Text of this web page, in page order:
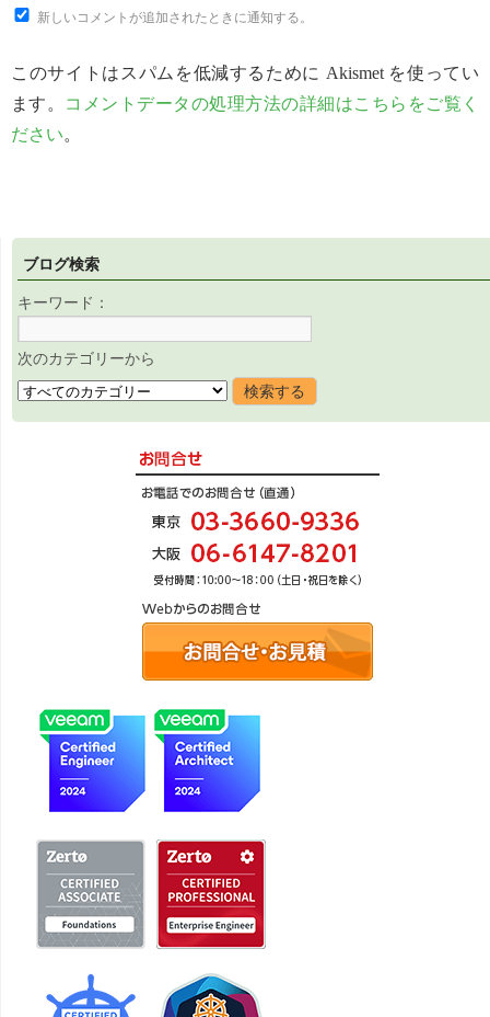
新しいコメントが追加されたときに通知する。
このサイトはスパムを低減するために Akismet を使ってい
ます。 コメントデータの処理方法の詳細はこちらをご覧く
ださい。
ブログ検索
キーワード：
次のカテゴリーから